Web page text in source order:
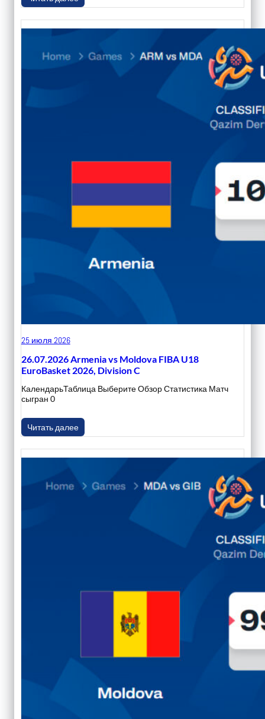
25 июля 2026
26.07.2026 Armenia vs Moldova FIBA U18
EuroBasket 2026, Division C
КалендарьТаблица Выберите Обзор Статистика Матч
сыгран 0
Читать далее